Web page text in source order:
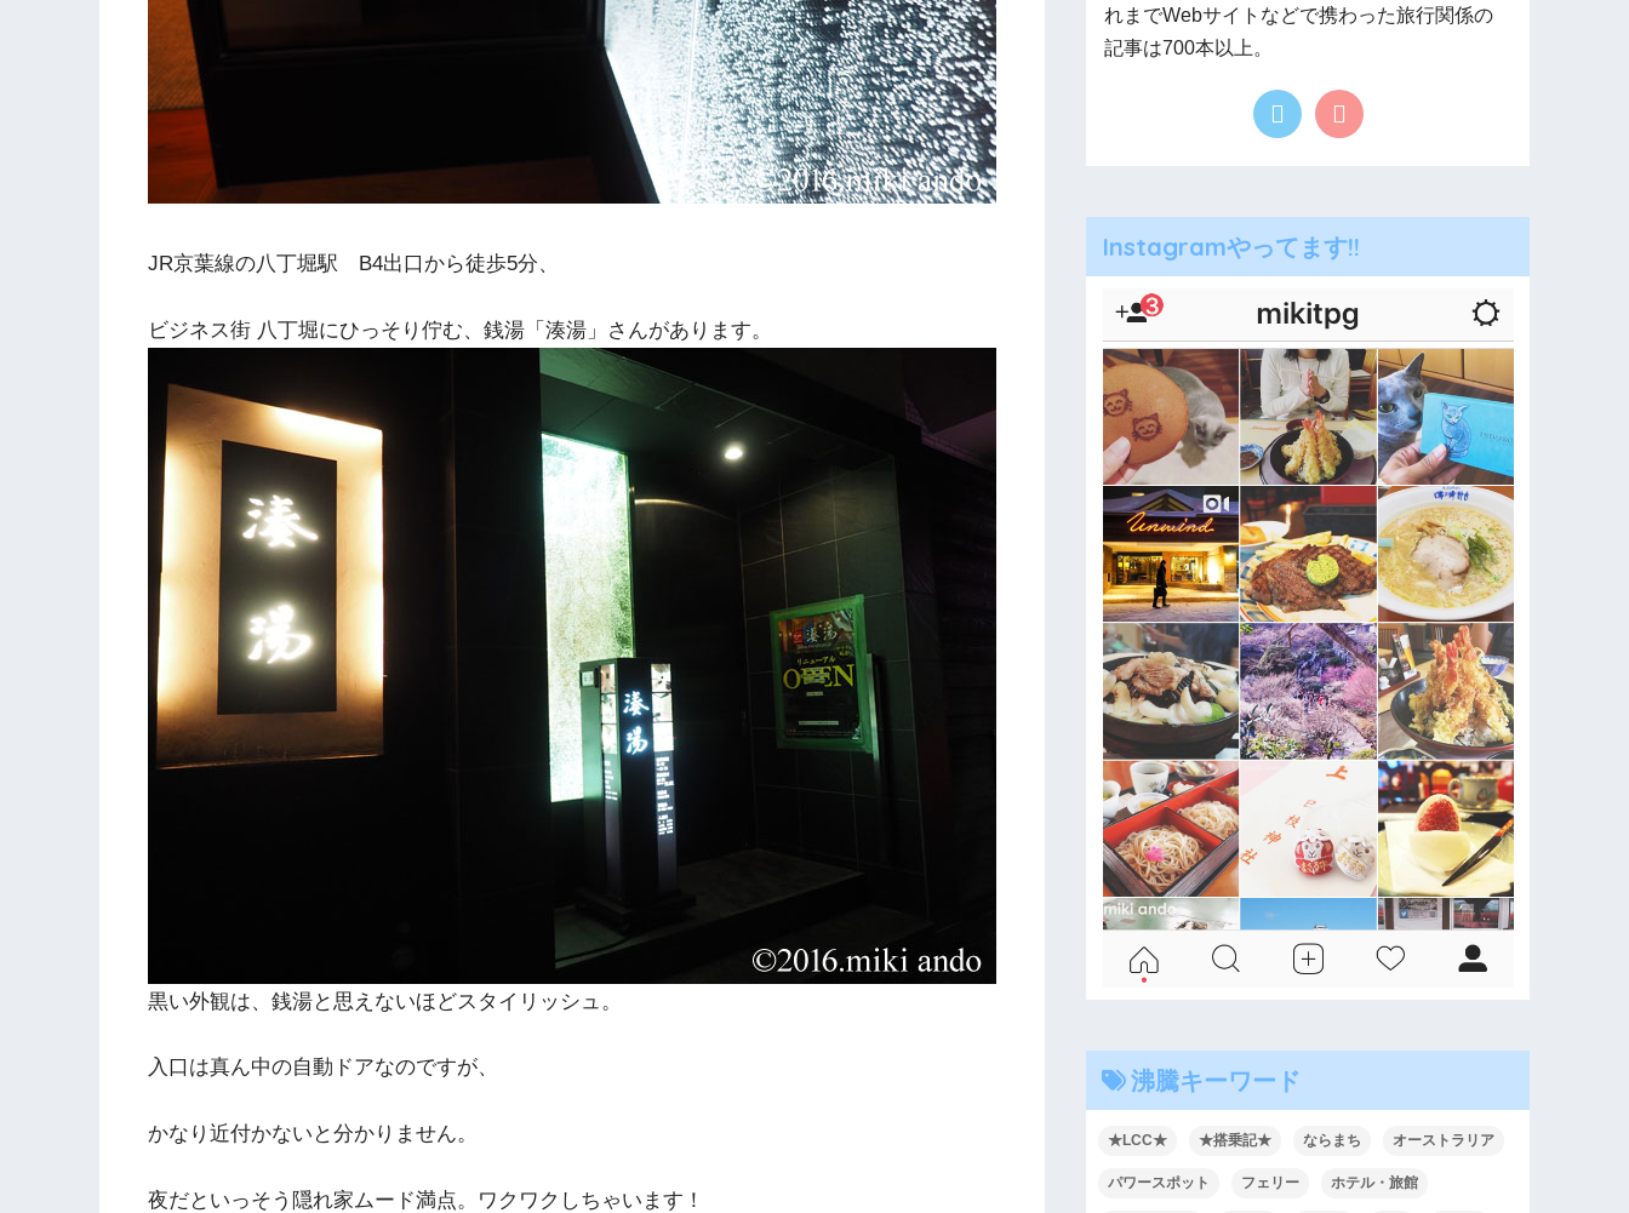
JR京葉線の八丁堀駅 B4出口から徒歩5分、
ビジネス街 八丁堀にひっそり佇む、銭湯「湊湯」さんがあります。
黒い外観は、銭湯と思えないほどスタイリッシュ。
入口は真ん中の自動ドアなのですが、
かなり近付かないと分かりません。
夜だといっそう隠れ家ムード満点。ワクワクしちゃいます！
れまでWebサイトなどで携わった旅行関係の
記事は700本以上。
Instagramやってます!!
沸騰キーワード
★LCC★ ★搭乗記★ ならまち オーストラリア
パワースポット フェリー ホテル・旅館